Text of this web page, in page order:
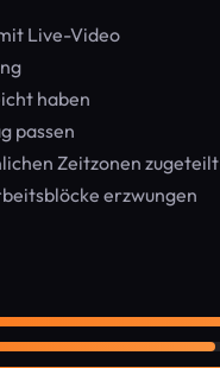
Live-Video
haben
passen
Zeitzonen zugeteilt
erzwungen